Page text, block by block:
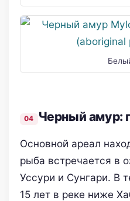
Черный амур:
Основной ареал
рыба встречается в
Уссури и Сунгари. В
15 лет в реке ниже